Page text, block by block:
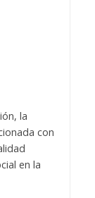
la
con
en la